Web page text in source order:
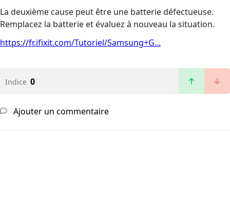
La deuxième cause peut être une batterie défectueuse.
Remplacez la batterie et évaluez à nouveau la situation.
https://fr.ifixit.com/Tutoriel/Samsung+G...
Indice 0
Ajouter un commentaire